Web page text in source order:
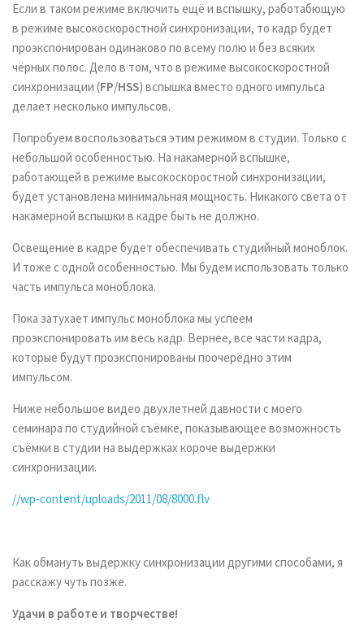
Если в таком режиме включить ещё и вспышку, работабющую
в режиме высокоскоростной синхронизации, то кадр будет
проэкспонирован одинаково по всему полю и без всяких
чёрных полос. Дело в том, что в режиме высокоскоростной
синхронизации (FP/HSS) вспышка вместо одного импульса
делает несколько импульсов.
Попробуем воспользоваться этим режимом в студии. Только с
небольшой особенностью. На накамерной вспышке,
работающей в режиме высокоскоростной синхронизации,
будет установлена минимальная мощность. Никакого света от
накамерной вспышки в кадре быть не должно.
Освещение в кадре будет обеспечивать студийный моноблок.
И тоже с одной особенностью. Мы будем использовать только
часть импульса моноблока.
Пока затухает импульс моноблока мы успеем
проэкспонировать им весь кадр. Вернее, все части кадра,
которые будут проэкспонированы поочерёдно этим
импульсом.
Ниже небольшое видео двухлетней давности с моего
семинара по студийной съёмке, показывающее возможность
съёмки в студии на выдержках короче выдержки
синхронизации.
//wp-content/uploads/2011/08/8000.flv
Как обмануть выдержку синхронизации другими способами, я
расскажу чуть позже.
Удачи в работе и творчестве!